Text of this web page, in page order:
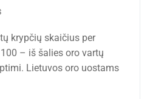
krypčių skaičius per
– iš šalies oro vartų
Lietuvos oro uostams